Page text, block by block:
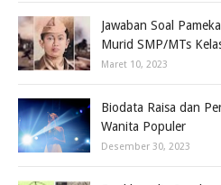
Jawaban Soal
Murid SMP/MTs
Maret 10, 2023
Biodata Raisa dan
Wanita Populer
Desember 30, 2023